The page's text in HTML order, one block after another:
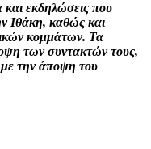
και εκδηλώσεις που
Ιθάκη, καθώς και
κομμάτων. Τα
των συντακτών τους,
την άποψη του